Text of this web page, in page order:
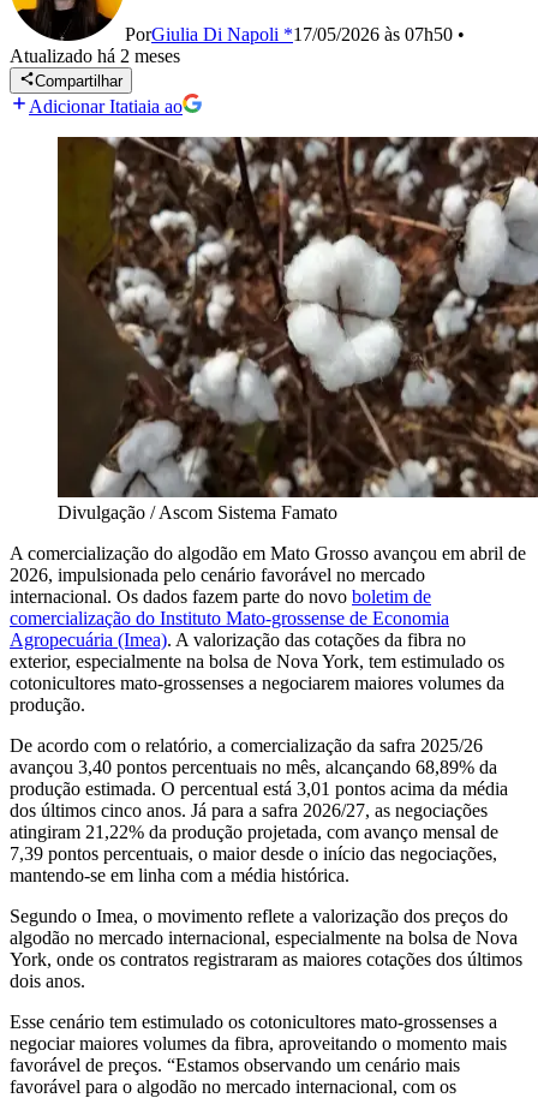
PorGiulia Di Napoli *17/05/2026 às 07h50 •
Atualizado há 2 meses
Compartilhar
Adicionar Itatiaia ao
Divulgação / Ascom Sistema Famato
A comercialização do algodão em Mato Grosso avançou em abril de
2026, impulsionada pelo cenário favorável no mercado
internacional. Os dados fazem parte do novo boletim de
comercialização do Instituto Mato-grossense de Economia
Agropecuária (Imea). A valorização das cotações da fibra no
exterior, especialmente na bolsa de Nova York, tem estimulado os
cotonicultores mato-grossenses a negociarem maiores volumes da
produção.
De acordo com o relatório, a comercialização da safra 2025/26
avançou 3,40 pontos percentuais no mês, alcançando 68,89% da
produção estimada. O percentual está 3,01 pontos acima da média
dos últimos cinco anos. Já para a safra 2026/27, as negociações
atingiram 21,22% da produção projetada, com avanço mensal de
7,39 pontos percentuais, o maior desde o início das negociações,
mantendo-se em linha com a média histórica.
Segundo o Imea, o movimento reflete a valorização dos preços do
algodão no mercado internacional, especialmente na bolsa de Nova
York, onde os contratos registraram as maiores cotações dos últimos
dois anos.
Esse cenário tem estimulado os cotonicultores mato-grossenses a
negociar maiores volumes da fibra, aproveitando o momento mais
favorável de preços. “Estamos observando um cenário mais
favorável para o algodão no mercado internacional, com os